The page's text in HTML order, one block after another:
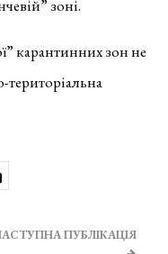
зоні.
карантинних зон не
територіальна
ПУБЛІКАЦІЯ